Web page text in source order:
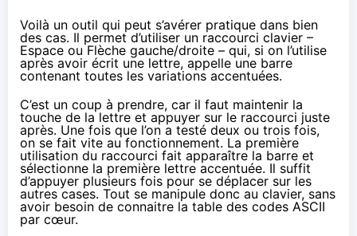
Voilà un outil qui peut s’avérer pratique dans bien
des cas. Il permet d’utiliser un raccourci clavier –
Espace ou Flèche gauche/droite – qui, si on l’utilise
après avoir écrit une lettre, appelle une barre
contenant toutes les variations accentuées.
C’est un coup à prendre, car il faut maintenir la
touche de la lettre et appuyer sur le raccourci juste
après. Une fois que l’on a testé deux ou trois fois,
on se fait vite au fonctionnement. La première
utilisation du raccourci fait apparaître la barre et
sélectionne la première lettre accentuée. Il suffit
d’appuyer plusieurs fois pour se déplacer sur les
autres cases. Tout se manipule donc au clavier, sans
avoir besoin de connaitre la table des codes ASCII
par cœur.